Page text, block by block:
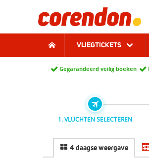
VLIEGTICKETS
Gegarandeerd veilig boeken
1. VLUCHTEN SELECTEREN
4 daagse weergave